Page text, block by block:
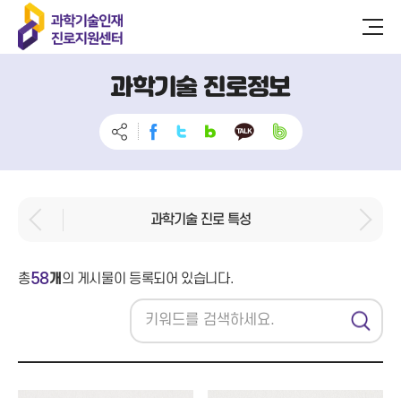
과학기술 진로정보
과학기술 진로 특성
총58개 의 게시물이 등록되어 있습니다.